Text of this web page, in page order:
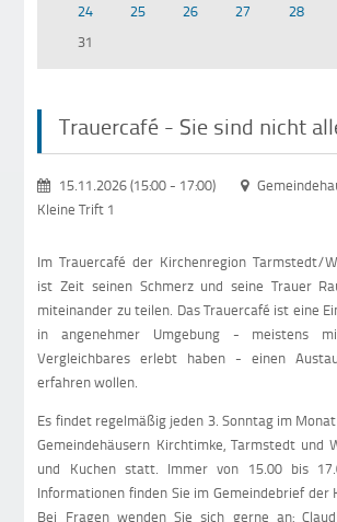
24
25 26 27 28
31
Trauercafé - Sie sind nicht
15.11.2026 (15:00- 17:00)
Kleine Trift 1
Im Trauercafé der Kirchenregion Tarmstedt/
ist Zeit seinen Schmerz und seine Trauer
miteinander zu teilen. Das Trauercafé ist eine
in angenehmer Umgebung - meistens
Vergleichbares erlebt haben - einen
erfahren wollen.
Es findet regelmäßig jeden 3. Sonntag im
Gemeindehäusern Kirchtimke, Tarmstedt und
und Kuchen statt. Immer von 15.00 bis
Informationen finden Sie im Gemeindebrief der
Bei Fragen wenden Sie sich gerne an: